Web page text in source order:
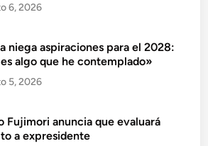
6, 2026
niega aspiraciones para el 2028:
algo que he contemplado»
5, 2026
Fujimori anuncia que evaluará
a expresidente